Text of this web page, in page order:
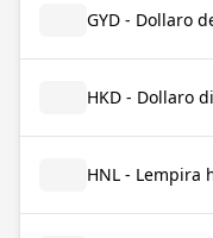
GYD - Dollaro
HKD - Dollaro
HNL - Lempira